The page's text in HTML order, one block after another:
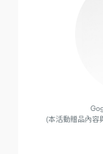
(本活動贈品內容